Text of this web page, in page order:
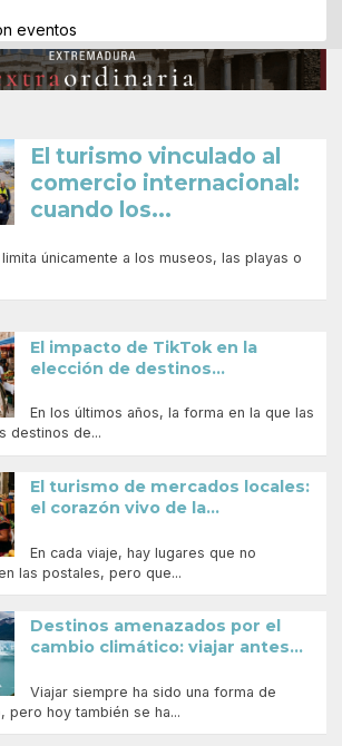
eventos
El turismo vinculado al
comercio internacional:
cuando los...
únicamente a los museos, las playas o
El impacto de TikTok en la
elección de destinos...
En los últimos años, la forma en la que las
destinos de...
El turismo de mercados locales:
el corazón vivo de la...
En cada viaje, hay lugares que no
las postales, pero que...
Destinos amenazados por el
cambio climático: viajar antes...
Viajar siempre ha sido una forma de
pero hoy también se ha...